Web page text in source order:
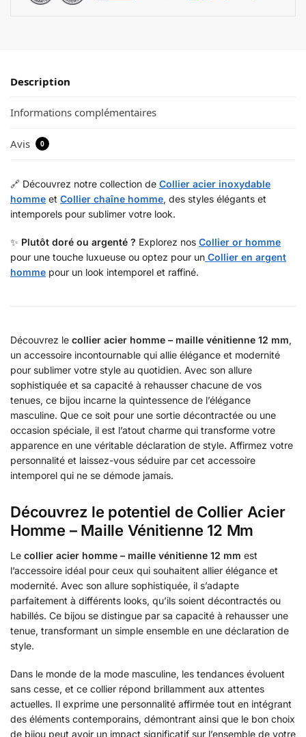
Description
Informations complémentaires
Avis 0
🔗 Découvrez notre collection de Collier acier inoxydable
homme et Collier chaîne homme, des styles élégants et
intemporels pour sublimer votre look.
✨ Plutôt doré ou argenté ? Explorez nos Collier or homme
pour une touche luxueuse ou optez pour un Collier en argent
homme pour un look intemporel et raffiné.
Découvrez le collier acier homme – maille vénitienne 12 mm,
un accessoire incontournable qui allie élégance et modernité
pour sublimer votre style au quotidien. Avec son allure
sophistiquée et sa capacité à rehausser chacune de vos
tenues, ce bijou incarne la quintessence de l’élégance
masculine. Que ce soit pour une sortie décontractée ou une
occasion spéciale, il est l’atout charme qui transforme votre
apparence en une véritable déclaration de style. Affirmez votre
personnalité et laissez-vous séduire par cet accessoire
intemporel qui ne se démode jamais.
Découvrez le potentiel de Collier Acier
Homme – Maille Vénitienne 12 Mm
Le collier acier homme – maille vénitienne 12 mm est
l’accessoire idéal pour ceux qui souhaitent allier élégance et
modernité. Avec son allure sophistiquée, il s’adapte
parfaitement à différents looks, qu’ils soient décontractés ou
habillés. Ce bijou se distingue par sa capacité à rehausser une
tenue, transformant un simple ensemble en une déclaration de
style.
Dans le monde de la mode masculine, les tendances évoluent
sans cesse, et ce collier répond brillamment aux attentes
actuelles. Il exprime une personnalité affirmée tout en intégrant
des éléments contemporains, démontrant ainsi que le bon choix
de bijou peut avoir un impact significatif sur l’ensemble de votre